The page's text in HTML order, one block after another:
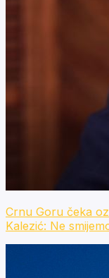
Crnu Goru čeka
Kalezić: Ne